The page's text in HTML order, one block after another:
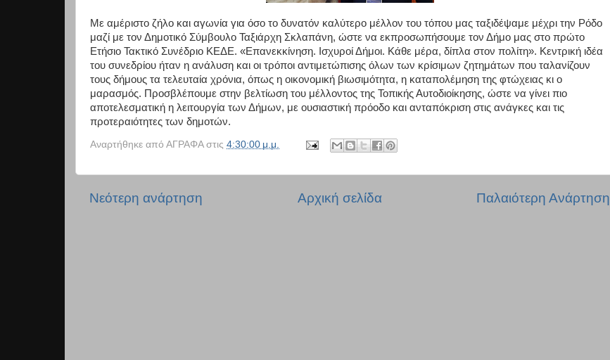
Με αμέριστο ζήλο και αγωνία για όσο το δυνατόν καλύτερο μέλλον του τόπου μας ταξιδέψαμε μέχρι την Ρόδο
μαζί με τον Δημοτικό Σύμβουλο Ταξιάρχη Σκλαπάνη, ώστε να εκπροσωπήσουμε τον Δήμο μας στο πρώτο
Ετήσιο Τακτικό Συνέδριο ΚΕΔΕ. «Επανεκκίνηση. Ισχυροί Δήμοι. Κάθε μέρα, δίπλα στον πολίτη». Κεντρική ιδέα
του συνεδρίου ήταν η ανάλυση και οι τρόποι αντιμετώπισης όλων των κρίσιμων ζητημάτων που ταλανίζουν
τους δήμους τα τελευταία χρόνια, όπως η οικονομική βιωσιμότητα, η καταπολέμηση της φτώχειας κι ο
μαρασμός. Προσβλέπουμε στην βελτίωση του μέλλοντος της Τοπικής Αυτοδιοίκησης, ώστε να γίνει πιο
αποτελεσματική η λειτουργία των Δήμων, με ουσιαστική πρόοδο και ανταπόκριση στις ανάγκες και τις
προτεραιότητες των δημοτών.
Αναρτήθηκε από ΑΓΡΑΦΑ στις 4:30:00 μ.μ.
Νεότερη ανάρτηση Παλαιότερη Ανάρτηση
Αρχική σελίδα